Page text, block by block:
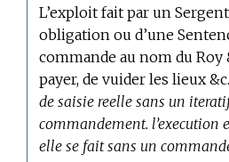
L’exploit fait par un
obligation ou d’une
commande au nom du Roy
payer, de vuider les lieux &c.
de saisie reelle sans un
commandement. l’execution
elle se fait sans un